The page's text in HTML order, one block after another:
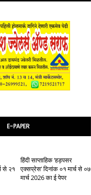
E-PAPER
से २१
हिंदी साप्ताहिक ‘हड़पसर
एक्सप्रेस’ दिनांक ०१ मार्च से ०७
मार्च 2026 का ई पेपर